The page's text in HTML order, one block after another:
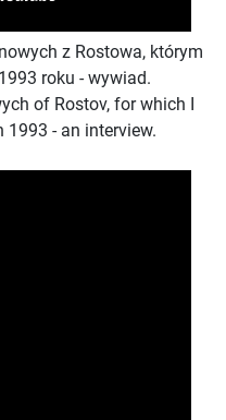
z Rostowa, którym
roku - wywiad.
of Rostov, for which I
- an interview.